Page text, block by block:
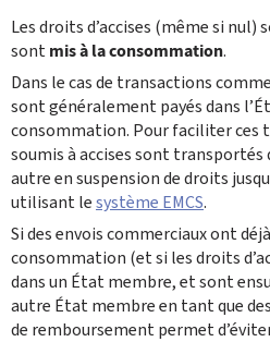
Les droits d’accises (même si nul)
sontmis à la consommation. ‎
Dans le cas de transactions
sont généralement payés dans
consommation. Pour faciliter ces
soumis à accises sont ‎transportés
autre en suspension de droits
utilisant lesystème EMCS. ‎
Si des envois commerciaux ont
consommation (et si les droits
dans un État membre, et sont
autre État membre en tant que
de remboursement permet